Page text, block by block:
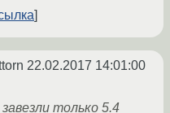
22.02.2017 14:01:00
только 5.4